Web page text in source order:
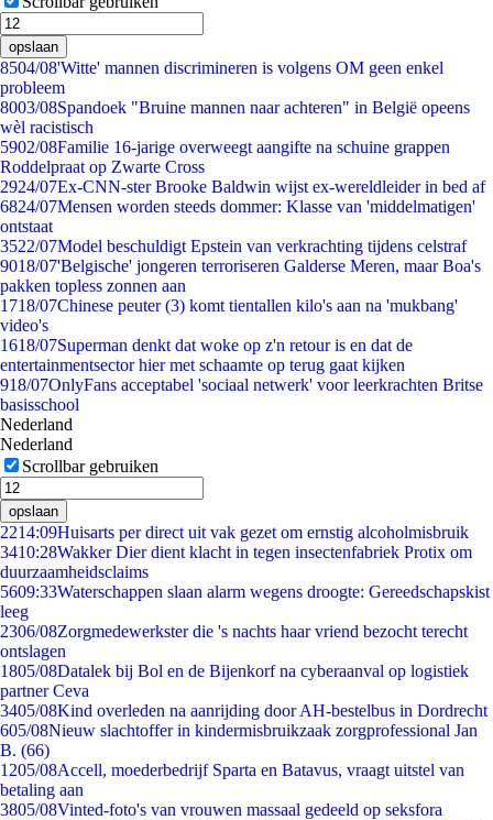
opslaan
8504/08'Witte' mannen discrimineren is volgens OM geen enkel
probleem
8003/08Spandoek "Bruine mannen naar achteren" in België opeens
wèl racistisch
5902/08Familie 16-jarige overweegt aangifte na schuine grappen
Roddelpraat op Zwarte Cross
2924/07Ex-CNN-ster Brooke Baldwin wijst ex-wereldleider in bed af
6824/07Mensen worden steeds dommer: Klasse van 'middelmatigen'
ontstaat
3522/07Model beschuldigt Epstein van verkrachting tijdens celstraf
9018/07'Belgische' jongeren terroriseren Galderse Meren, maar Boa's
pakken topless zonnen aan
1718/07Chinese peuter (3) komt tientallen kilo's aan na 'mukbang'
video's
1618/07Superman denkt dat woke op z'n retour is en dat de
entertainmentsector hier met schaamte op terug gaat kijken
918/07OnlyFans acceptabel 'sociaal netwerk' voor leerkrachten Britse
basisschool
Nederland
Nederland
Scrollbar gebruiken
opslaan
2214:09Huisarts per direct uit vak gezet om ernstig alcoholmisbruik
3410:28Wakker Dier dient klacht in tegen insectenfabriek Protix om
duurzaamheidsclaims
5609:33Waterschappen slaan alarm wegens droogte: Gereedschapskist
leeg
2306/08Zorgmedewerkster die 's nachts haar vriend bezocht terecht
ontslagen
1805/08Datalek bij Bol en de Bijenkorf na cyberaanval op logistiek
partner Ceva
3405/08Kind overleden na aanrijding door AH-bestelbus in Dordrecht
605/08Nieuw slachtoffer in kindermisbruikzaak zorgprofessional Jan
B. (66)
1205/08Accell, moederbedrijf Sparta en Batavus, vraagt uitstel van
betaling aan
3805/08Vinted-foto's van vrouwen massaal gedeeld op seksfora